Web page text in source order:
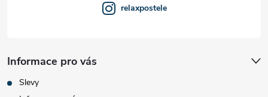
relaxpostele
Informace pro vás
Slevy